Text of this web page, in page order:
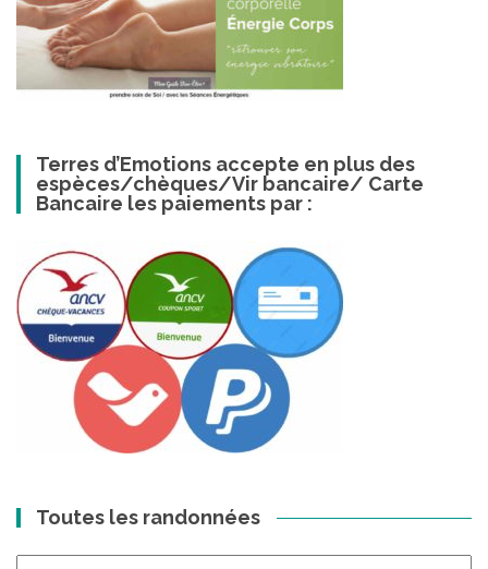
Terres d’Emotions accepte en plus des
espèces/chèques/Vir bancaire/ Carte
Bancaire les paiements par :
Toutes les randonnées